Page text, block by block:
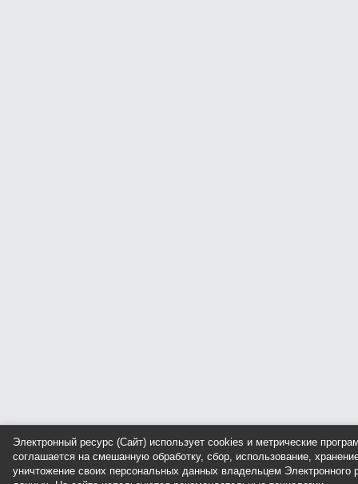
Электронный ресурс (Сайт) использует cookies и метрические
соглашается на смешанную обработку, сбор, использование,
уничтожение своих персональных данных владельцем Электронного